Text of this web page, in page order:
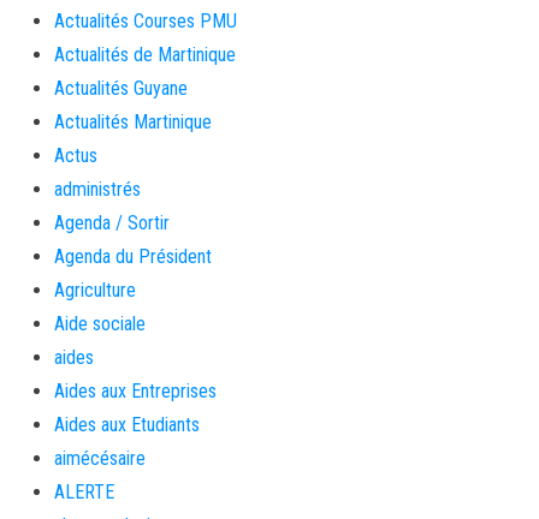
Actualités Courses PMU
Actualités de Martinique
Actualités Guyane
Actualités Martinique
Actus
administrés
Agenda / Sortir
Agenda du Président
Agriculture
Aide sociale
aides
Aides aux Entreprises
Aides aux Etudiants
aimécésaire
ALERTE